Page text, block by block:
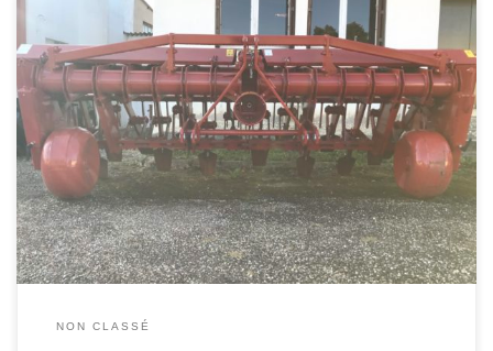
Bêcheuse Bechamatic V14 – 3,5 mètres série 3202 BG, vendue, sur
roues métalliques larges
NON CLASSÉ